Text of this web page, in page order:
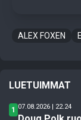
ALEX FOXEN
LUETUIMMAT
1 07.08.2026 | 22.24